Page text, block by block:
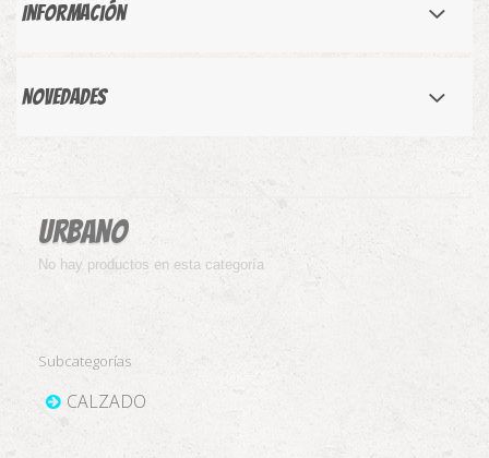
Información
Novedades
Urbano
No hay productos en esta categoría
Subcategorías
CALZADO